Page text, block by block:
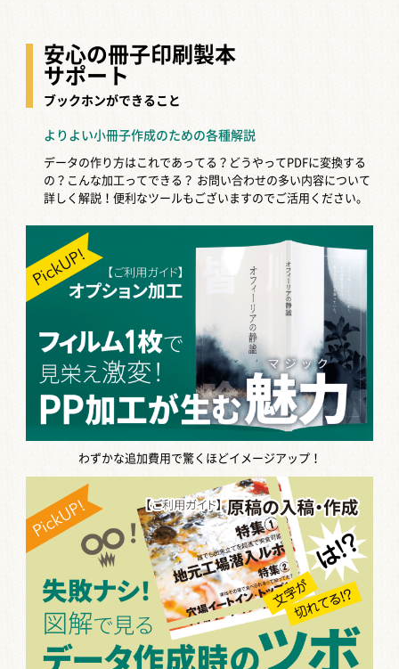
安心の冊子印刷製本
サポート
ブックホンができること
よりよい小冊子作成のための各種解説
データの作り方はこれであってる？どうやってPDFに変換する
の？こんな加工ってできる？ お問い合わせの多い内容について
詳しく解説！便利なツールもございますのでご活用ください。
わずかな追加費用で驚くほどイメージアップ！